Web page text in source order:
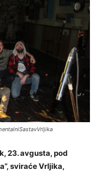
23. avgusta, pod
sviraće Vrljika,